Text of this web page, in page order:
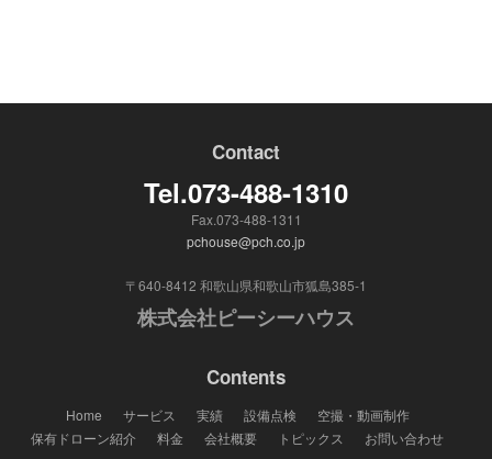
Contact
Tel.073-488-1310
Fax.073-488-1311
pchouse@pch.co.jp
〒640-8412 和歌山県和歌山市狐島385-1
株式会社ピーシーハウス
Contents
Home サービス 実績 設備点検
空撮・動画制作
保有ドローン紹介
料金 会社概要 トピックス お問い合わせ